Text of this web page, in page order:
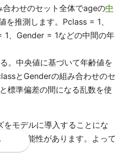
わせのセット全体でageの中
を推測します。Pclass = 1、
、Gender = 1などの中間の年
。中央値に基づいて年齢値を
とGenderの組み合わせのセ
標準偏差の間になる乱数を使
をモデルに導入することにな
なる可能性があります。よって